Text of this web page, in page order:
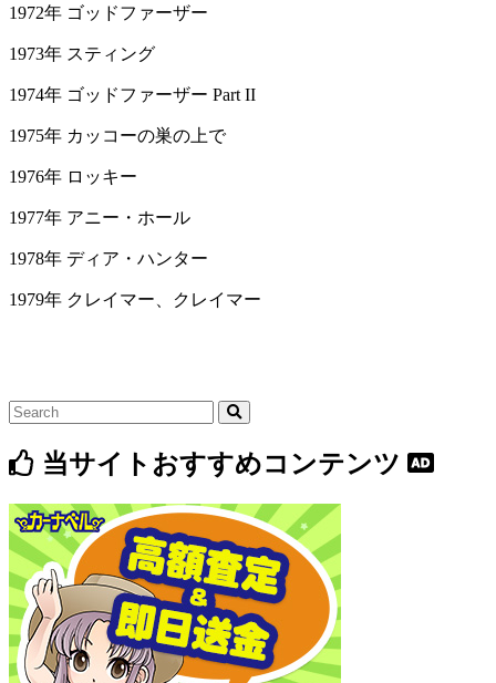
1972年 ゴッドファーザー
1973年 スティング
1974年 ゴッドファーザー Part II
1975年 カッコーの巣の上で
1976年 ロッキー
1977年 アニー・ホール
1978年 ディア・ハンター
1979年 クレイマー、クレイマー
当サイトおすすめコンテンツ